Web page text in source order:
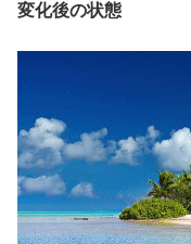
変化後の状態